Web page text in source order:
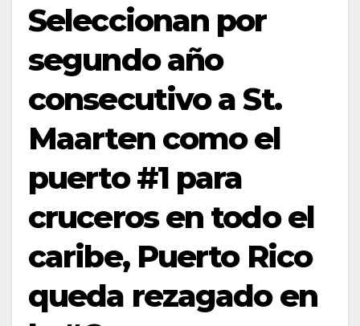
Seleccionan por
segundo año
consecutivo a St.
Maarten como el
puerto #1 para
cruceros en todo el
caribe, Puerto Rico
queda rezagado en